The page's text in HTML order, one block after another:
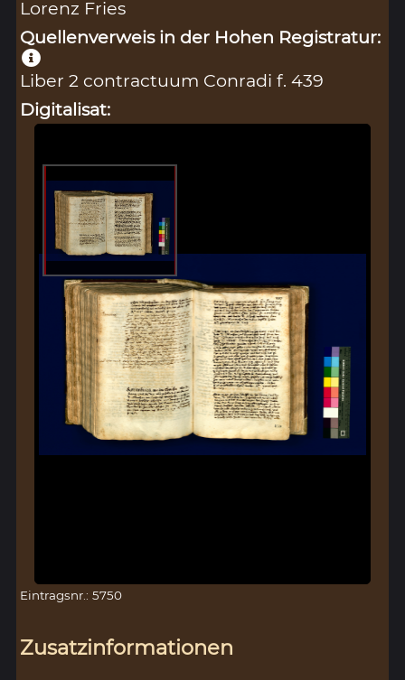
Lorenz Fries
Quellenverweis in der Hohen Registratur:
Liber 2 contractuum Conradi f. 439
Digitalisat:
Eintragsnr.: 5750
Zusatzinformationen